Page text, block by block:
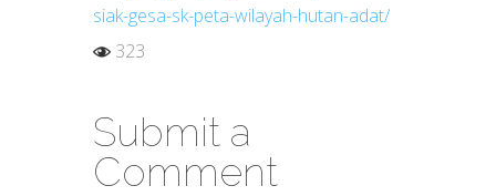
siak-gesa-sk-peta-wilayah-hutan-adat/
323
Submit a
Comment